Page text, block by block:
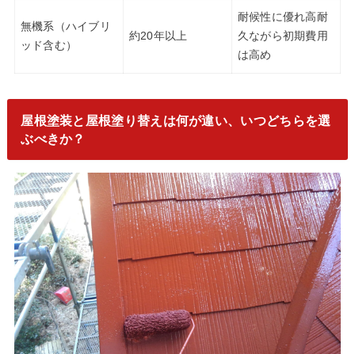
無機系（ハイブリ
ッド含む）
約20年以上
耐候性に優れ高耐
久ながら初期費用
は高め
屋根塗装と屋根塗り替えは何が違い、いつどちらを選
ぶべきか？